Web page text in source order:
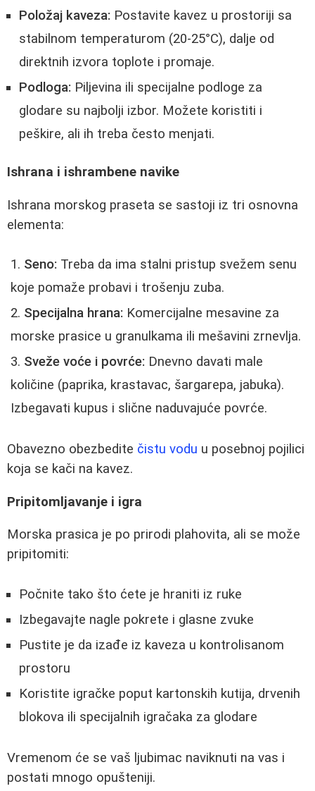
Položaj kaveza: Postavite kavez u prostoriji sa
stabilnom temperaturom (20-25°C), dalje od
direktnih izvora toplote i promaje.
Podloga: Piljevina ili specijalne podloge za
glodare su najbolji izbor. Možete koristiti i
peškire, ali ih treba često menjati.
Ishrana i ishrambene navike
Ishrana morskog praseta se sastoji iz tri osnovna
elementa:
Seno: Treba da ima stalni pristup svežem senu
koje pomaže probavi i trošenju zuba.
Specijalna hrana: Komercijalne mesavine za
morske prasice u granulkama ili mešavini zrnevlja.
Sveže voće i povrće: Dnevno davati male
količine (paprika, krastavac, šargarepa, jabuka).
Izbegavati kupus i slične naduvajuće povrće.
Obavezno obezbedite čistu vodu u posebnoj pojilici
koja se kači na kavez.
Pripitomljavanje i igra
Morska prasica je po prirodi plahovita, ali se može
pripitomiti:
Počnite tako što ćete je hraniti iz ruke
Izbegavajte nagle pokrete i glasne zvuke
Pustite je da izađe iz kaveza u kontrolisanom
prostoru
Koristite igračke poput kartonskih kutija, drvenih
blokova ili specijalnih igračaka za glodare
Vremenom će se vaš ljubimac naviknuti na vas i
postati mnogo opušteniji.